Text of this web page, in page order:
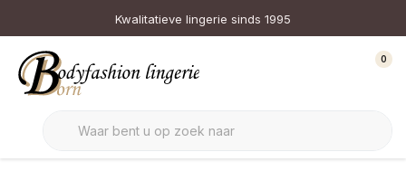
Kwalitatieve lingerie sinds 1995
0